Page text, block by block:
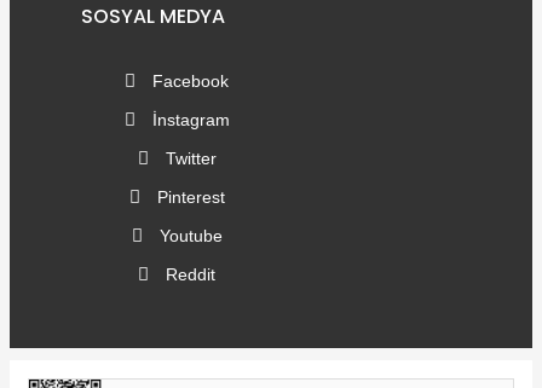
SOSYAL MEDYA
Facebook
İnstagram
Twitter
Pinterest
Youtube
Reddit